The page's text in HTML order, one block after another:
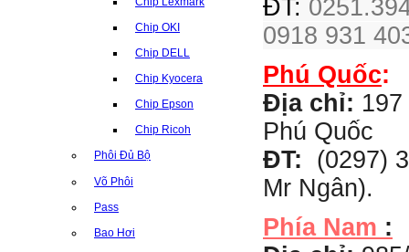
Chip OKI
Chip DELL
Chip Kyocera
Chip Epson
Chip Ricoh
Phôi Đủ Bộ
Võ Phôi
Pass
Bao Hơi
ĐT:
0918 931
Phú Quốc:
Địa chỉ:
Phú Quốc
ĐT:
(0297)
Mr Ngân).
Phía Nam :